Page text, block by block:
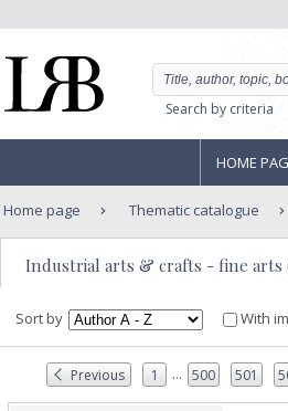
Search by criteria
HOME
Home page Thematic catalogue
Industrial arts & crafts - fine arts
Sort by With
Previous 1 ... 500 501